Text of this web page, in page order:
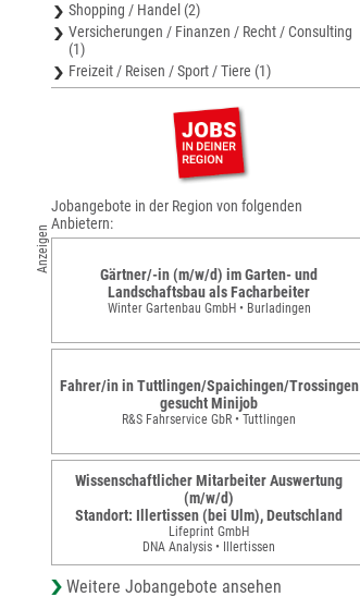
Shopping / Handel (2)
Versicherungen / Finanzen / Recht / Consulting
(1)
Freizeit / Reisen / Sport / Tiere (1)
Anzeigen
Jobangebote in der Region von folgenden
Anbietern:
Gärtner/-in (m/w/d) im Garten- und
Landschaftsbau als Facharbeiter
Winter Gartenbau GmbH • Burladingen
Fahrer/in in Tuttlingen/Spaichingen/Trossingen
gesucht Minijob
R&S Fahrservice GbR • Tuttlingen
Wissenschaftlicher Mitarbeiter Auswertung
(m/w/d)
Standort: Illertissen (bei Ulm), Deutschland
Lifeprint GmbH
DNA Analysis • Illertissen
Weitere Jobangebote ansehen